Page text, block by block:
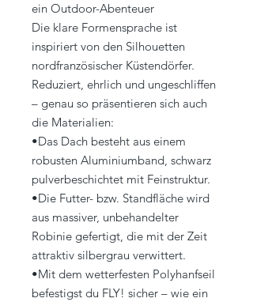
ein Outdoor-Abenteuer
Die klare Formensprache ist
inspiriert von den Silhouetten
nordfranzösischer Küstendörfer.
Reduziert, ehrlich und ungeschliffen
– genau so präsentieren sich auch
die Materialien:
•Das Dach besteht aus einem
robusten Aluminiumband, schwarz
pulverbeschichtet mit Feinstruktur.
•Die Futter- bzw. Standfläche wird
aus massiver, unbehandelter
Robinie gefertigt, die mit der Zeit
attraktiv silbergrau verwittert.
•Mit dem wetterfesten Polyhanfseil
befestigst du FLY! sicher – wie ein